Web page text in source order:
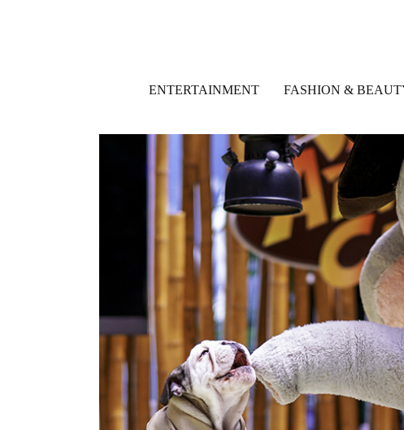
ENTERTAINMENT FASHION &